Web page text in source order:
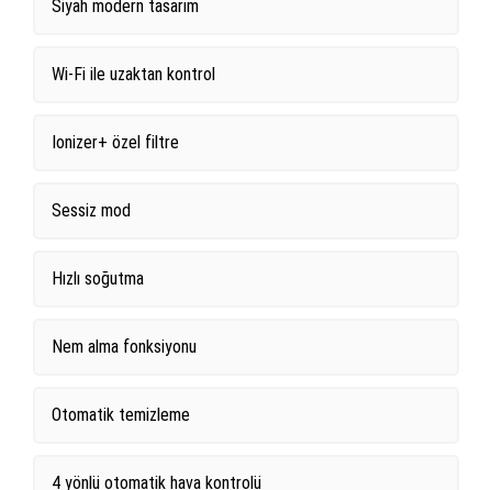
Siyah modern tasarım
Wi-Fi ile uzaktan kontrol
Ionizer+ özel filtre
Sessiz mod
Hızlı soğutma
Nem alma fonksiyonu
Otomatik temizleme
4 yönlü otomatik hava kontrolü